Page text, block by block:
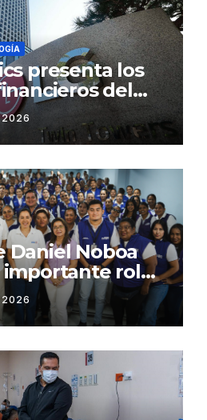
presenta los
del
de 2026
2026
Daniel Noboa
importante rol
educadoras del
con
en beneficio
2026